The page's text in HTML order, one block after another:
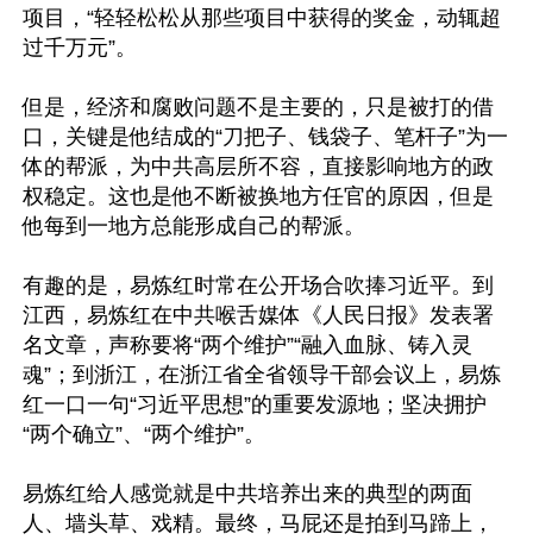
项目，“轻轻松松从那些项目中获得的奖金，动辄超
过千万元”。
但是，经济和腐败问题不是主要的，只是被打的借
口，关键是他结成的“刀把子、钱袋子、笔杆子”为一
体的帮派，为中共高层所不容，直接影响地方的政
权稳定。这也是他不断被换地方任官的原因，但是
他每到一地方总能形成自己的帮派。
有趣的是，易炼红时常在公开场合吹捧习近平。到
江西，易炼红在中共喉舌媒体《人民日报》发表署
名文章，声称要将“两个维护”“融入血脉、铸入灵
魂”；到浙江，在浙江省全省领导干部会议上，易炼
红一口一句“习近平思想”的重要发源地；坚决拥护
“两个确立”、“两个维护”。
易炼红给人感觉就是中共培养出来的典型的两面
人、墙头草、戏精。最终，马屁还是拍到马蹄上，